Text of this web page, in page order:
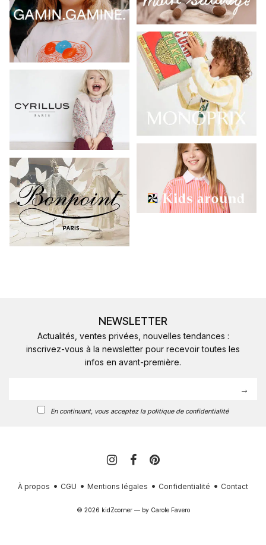
NEWSLETTER
Actualités, ventes privées, nouvelles tendances :
inscrivez-vous à la newsletter pour recevoir toutes les
infos en avant-première.
En continuant, vous acceptez la politique de confidentialité
À propos CGU Mentions légales Confidentialité Contact
© 2026 kidZcorner — by Carole Favero